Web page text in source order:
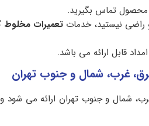
محصول تماس بگیرید.
راضی نیستید، خدمات تعمیرات مخلوط
قابل ارائه می باشد.
غرب، شمال و جنوب تهران
شمال و جنوب تهران ارائه می